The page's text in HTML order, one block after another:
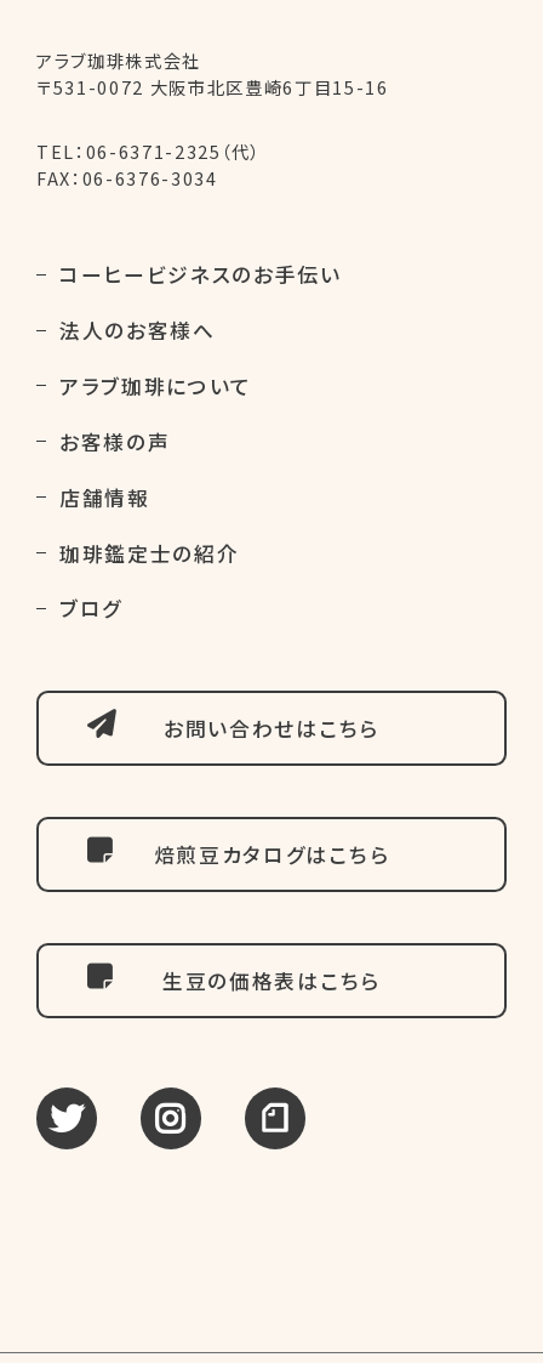
アラブ珈琲株式会社
〒531-0072 大阪市北区豊崎6丁目15-16
TEL： 06-6371-2325（代）
FAX：06-6376-3034
tweet instagram
コーヒービジネスのお手伝い
法人のお客様へ
アラブ珈琲について
お客様の声
店舗情報
珈琲鑑定士の紹介
ブログ
お問い合わせはこちら
焙煎豆カタログはこちら
生豆の価格表はこちら